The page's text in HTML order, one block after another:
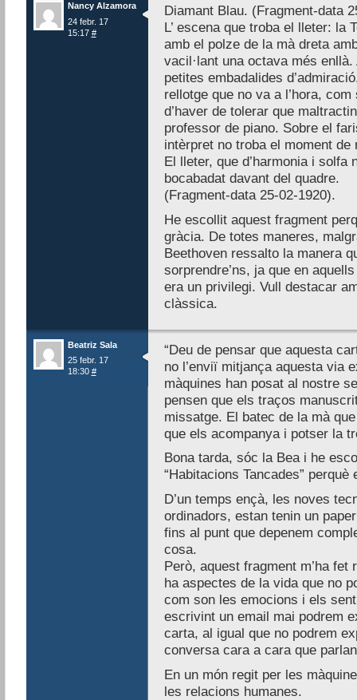
Nancy Alzamora
24 febr. 17
15:17 #
Diamant Blau. (Fragment-data
L’ escena que troba el lleter: la
amb el polze de la mà dreta
vacil·lant una octava més
petites embadalides
rellotge que no va a l’hora,
d’haver de tolerar que
professor de piano. Sobre el
intèrpret no troba el moment de
El lleter, que d’harmonia i solfa
bocabadat davant del quadre.
(Fragment-data 25-02-1920).
He escollit aquest fragment
gràcia. De totes maneres,
Beethoven ressalto la manera
sorprendre’ns, ja que en
era un privilegi. Vull destacar
clàssica.
Beatriz Sala
25 febr. 17
18:30 #
“Deu de pensar que aquesta
no l’enviï mitjança aquesta via
màquines han posat al nostre
pensen que els traços
missatge. El batec de la mà
que els acompanya i potser la
Bona tarda, sóc la Bea i he
“Habitacions Tancades”
D’un temps ençà, les noves
ordinadors, estan tenin un
fins al punt que depenem
cosa.
Però, aquest fragment m’ha
ha aspectes de la vida que no
com son les emocions i els
escrivint un email mai podrem
carta, al igual que no podrem
conversa cara a cara que
En un món regit per les
les relacions humanes.